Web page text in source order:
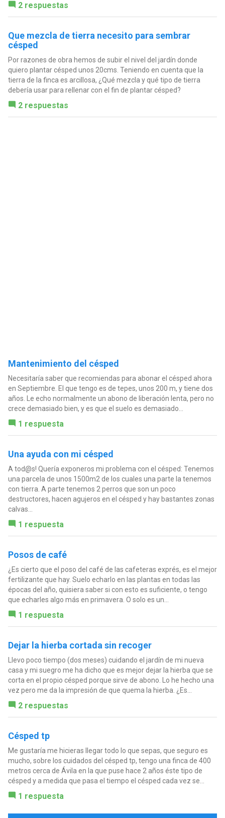
2 respuestas
Que mezcla de tierra necesito para sembrar
césped
Por razones de obra hemos de subir el nivel del jardín donde
quiero plantar césped unos 20cms. Teniendo en cuenta que la
tierra de la finca es arcillosa, ¿Qué mezcla y qué tipo de tierra
debería usar para rellenar con el fin de plantar césped?
2 respuestas
Mantenimiento del césped
Necesitaría saber que recomiendas para abonar el césped ahora
en Septiembre. El que tengo es de tepes, unos 200 m, y tiene dos
años. Le echo normalmente un abono de liberación lenta, pero no
crece demasiado bien, y es que el suelo es demasiado...
1 respuesta
Una ayuda con mi césped
A tod@s! Quería exponeros mi problema con el césped: Tenemos
una parcela de unos 1500m2 de los cuales una parte la tenemos
con tierra. A parte tenemos 2 perros que son un poco
destructores, hacen agujeros en el césped y hay bastantes zonas
calvas...
1 respuesta
Posos de café
¿Es cierto que el poso del café de las cafeteras exprés, es el mejor
fertilizante que hay. Suelo echarlo en las plantas en todas las
épocas del año, quisiera saber si con esto es suficiente, o tengo
que echarles algo más en primavera. O solo es un...
1 respuesta
Dejar la hierba cortada sin recoger
Llevo poco tiempo (dos meses) cuidando el jardín de mi nueva
casa y mi suegro me ha dicho que es mejor dejar la hierba que se
corta en el propio césped porque sirve de abono. Lo he hecho una
vez pero me da la impresión de que quema la hierba. ¿Es...
2 respuestas
Césped tp
Me gustaría me hicieras llegar todo lo que sepas, que seguro es
mucho, sobre los cuidados del césped tp, tengo una finca de 400
metros cerca de Ávila en la que puse hace 2 años éste tipo de
césped y a medida que pasa el tiempo el césped cada vez se...
1 respuesta